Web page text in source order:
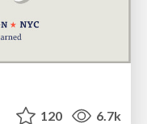
120 6.7k